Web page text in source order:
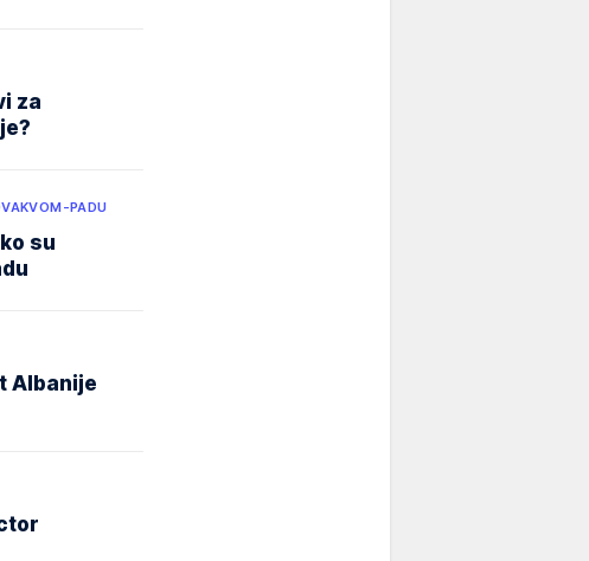
za
PADU
su
Albanije